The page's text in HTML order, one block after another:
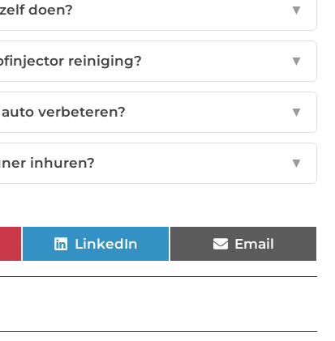
doen? ▼
reiniging? ▼
verbeteren? ▼
inhuren? ▼
LinkedIn Email